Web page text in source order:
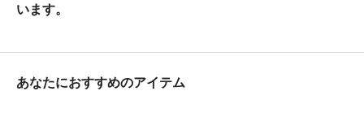
います。
あなたにおすすめのアイテム